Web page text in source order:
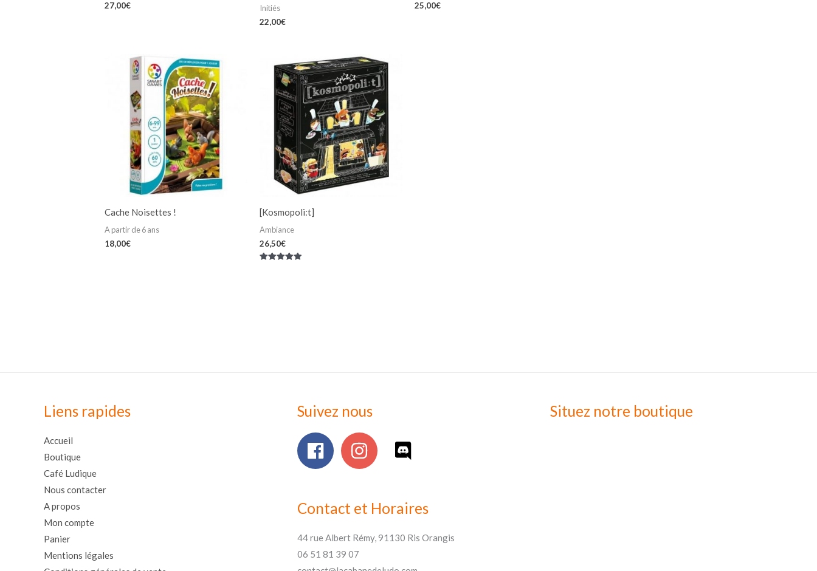
27,00€
Initiés
22,00€
25,00€
Cache Noisettes !
A partir de 6 ans
18,00€
[Kosmopoli:t]
Ambiance
26,50€
Liens rapides
Accueil
Boutique
Café Ludique
Nous contacter
A propos
Mon compte
Panier
Mentions légales
Suivez nous
Contact et Horaires
44 rue Albert Rémy, 91130 Ris Orangis
06 51 81 39 07
Situez notre boutique